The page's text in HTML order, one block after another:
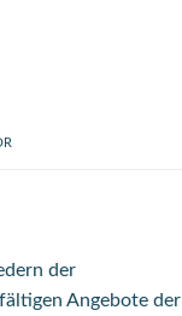
der
Angebote der